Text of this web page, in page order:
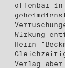
offenbar in
Wirkung
Herrn
Verlag